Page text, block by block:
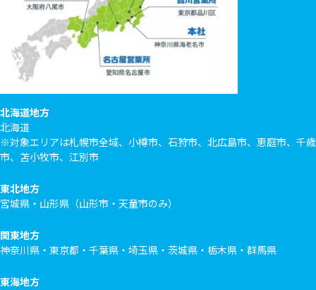
北海道地方
北海道
※対象エリアは札幌市全域、小樽市、石狩市、北広島市、恵庭市、千歳
市、苫小牧市、江別市
東北地方
宮城県・山形県（山形市・天童市のみ）
関東地方
神奈川県・東京都・千葉県・埼玉県・茨城県・栃木県・群馬県
東海地方